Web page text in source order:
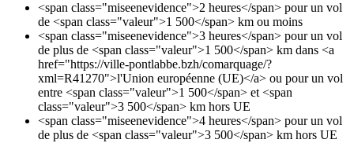
<span class="miseenevidence">2 heures</span> pour un vol
de <span class="valeur">1 500</span> km ou moins
<span class="miseenevidence">3 heures</span> pour un vol
de plus de <span class="valeur">1 500</span> km dans <a
href="https://ville-pontlabbe.bzh/comarquage/?
xml=R41270">l'Union européenne (UE)</a> ou pour un vol
entre <span class="valeur">1 500</span> et <span
class="valeur">3 500</span> km hors UE
<span class="miseenevidence">4 heures</span> pour un vol
de plus de <span class="valeur">3 500</span> km hors UE